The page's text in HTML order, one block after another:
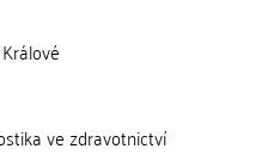
ve zdravotnictví